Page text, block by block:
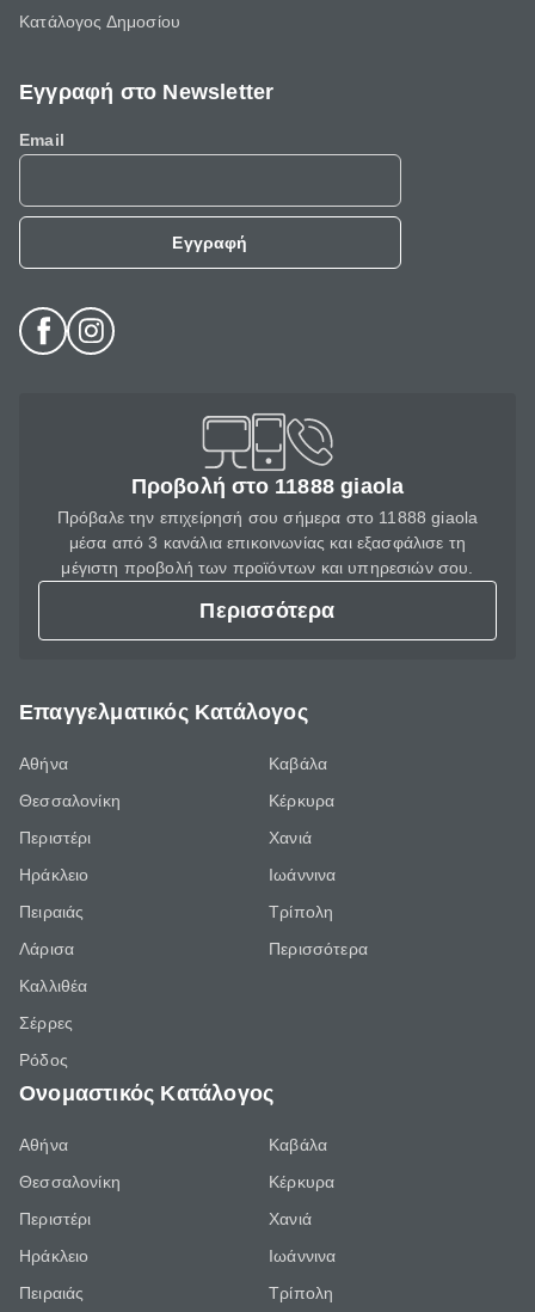
Κατάλογος Δημοσίου
Εγγραφή στο Newsletter
Email
Εγγραφή
Προβολή στο 11888 giaola
Πρόβαλε την επιχείρησή σου σήμερα στο 11888 giaola
μέσα από 3 κανάλια επικοινωνίας και εξασφάλισε τη
μέγιστη προβολή των προϊόντων και υπηρεσιών σου.
Περισσότερα
Επαγγελματικός Κατάλογος
Αθήνα
Θεσσαλονίκη
Περιστέρι
Ηράκλειο
Πειραιάς
Λάρισα
Καλλιθέα
Σέρρες
Ρόδος
Καβάλα
Κέρκυρα
Χανιά
Ιωάννινα
Τρίπολη
Περισσότερα
Ονομαστικός Κατάλογος
Αθήνα
Θεσσαλονίκη
Περιστέρι
Ηράκλειο
Πειραιάς
Καβάλα
Κέρκυρα
Χανιά
Ιωάννινα
Τρίπολη